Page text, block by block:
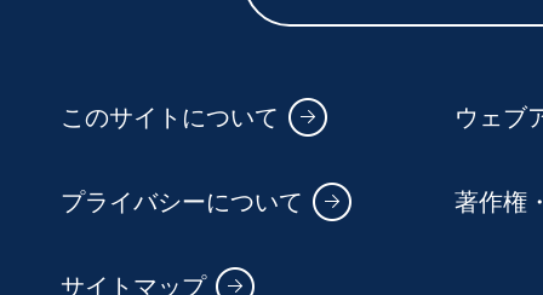
このサイトについて ウェブ
プライバシーについて 著作権
サイトマップ